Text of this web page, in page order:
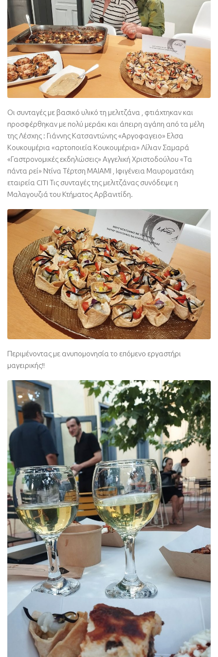
Οι συνταγές με βασικό υλικό τη μελιτζάνα , φτιάχτηκαν και
προσφέρθηκαν με πολύ μεράκι και άπειρη αγάπη από τα μέλη
της Λέσχης : Γιάννης Κατσαντώνης «Αργοφαγειο» Ελσα
Κουκουμέρια «αρτοποιεία Κουκουμέρια» Λίλιαν Σαμαρά
«Γαστρονομικές εκδηλώσεις» Αγγελική Χριστοδούλου «Τα
πάντα ρεί» Ντίνα Τέρτση ΜΑΙΑΜΙ , Ιφιγένεια Μαυροματάκη
εταιρεία CITI Τις συνταγές της μελιτζάνας συνόδεψε η
Μαλαγουζιά του Κτήματος Αρβανιτίδη.
Περιμένοντας με ανυπομονησία το επόμενο εργαστήρι
μαγειρικής!!